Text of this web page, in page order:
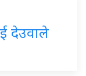
देउवाले